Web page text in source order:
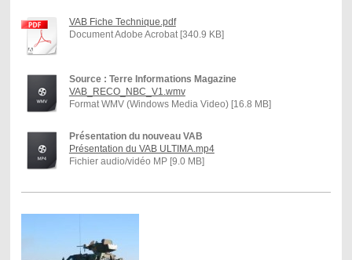
VAB Fiche Technique.pdf
Document Adobe Acrobat [340.9 KB]
Source : Terre Informations Magazine
VAB_RECO_NBC_V1.wmv
Format WMV (Windows Media Video) [16.8 MB]
Présentation du nouveau VAB
Présentation du VAB ULTIMA.mp4
Fichier audio/vidéo MP [9.0 MB]